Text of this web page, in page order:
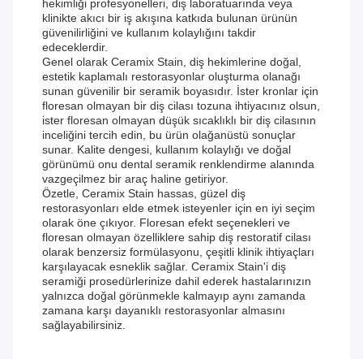
hekimliği profesyonelleri, diş laboratuarında veya
klinikte akıcı bir iş akışına katkıda bulunan ürünün
güvenilirliğini ve kullanım kolaylığını takdir
edeceklerdir.
Genel olarak Ceramix Stain, diş hekimlerine doğal,
estetik kaplamalı restorasyonlar oluşturma olanağı
sunan güvenilir bir seramik boyasıdır. İster kronlar için
floresan olmayan bir diş cilası tozuna ihtiyacınız olsun,
ister floresan olmayan düşük sıcaklıklı bir diş cilasının
inceliğini tercih edin, bu ürün olağanüstü sonuçlar
sunar. Kalite dengesi, kullanım kolaylığı ve doğal
görünümü onu dental seramik renklendirme alanında
vazgeçilmez bir araç haline getiriyor.
Özetle, Ceramix Stain hassas, güzel diş
restorasyonları elde etmek isteyenler için en iyi seçim
olarak öne çıkıyor. Floresan efekt seçenekleri ve
floresan olmayan özelliklere sahip diş restoratif cilası
olarak benzersiz formülasyonu, çeşitli klinik ihtiyaçları
karşılayacak esneklik sağlar. Ceramix Stain'i diş
seramiği prosedürlerinize dahil ederek hastalarınızın
yalnızca doğal görünmekle kalmayıp aynı zamanda
zamana karşı dayanıklı restorasyonlar almasını
sağlayabilirsiniz.